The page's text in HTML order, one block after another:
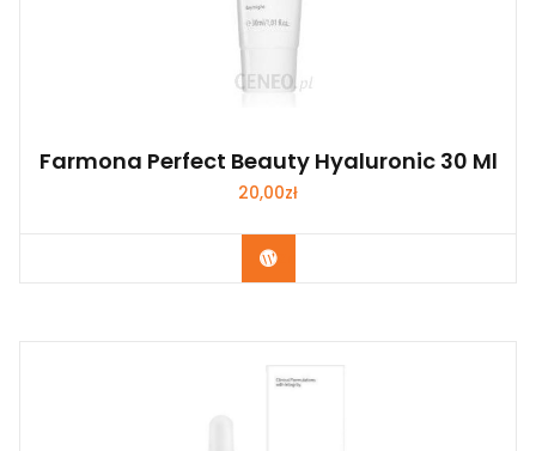
Farmona Perfect Beauty Hyaluronic 30 Ml
20,00zł
Zobacz